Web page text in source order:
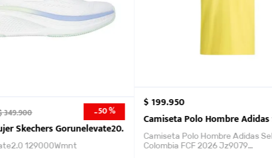
2026
349.900 -50 %
Skechers Gorunelevate20.
129000Wmnt
$199.950
Camiseta Polo Hombre Adidas
Camiseta Polo Hombre Adidas
Colombia FCF 2026 Jz9079